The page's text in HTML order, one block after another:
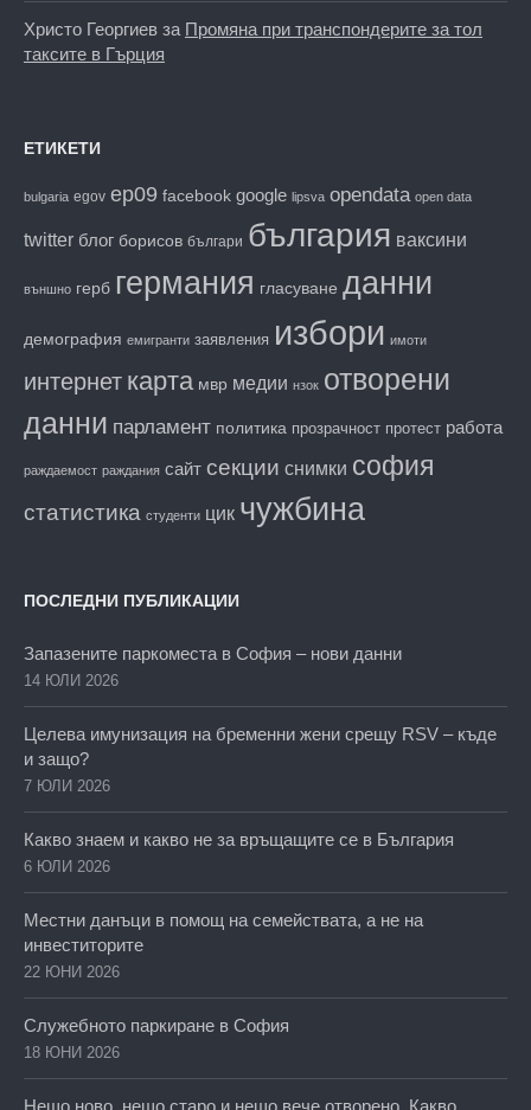
Христо Георгиев за Промяна при транспондерите за тол
таксите в Гърция
ЕТИКЕТИ
bulgaria egov ep09 facebook google lipsva opendata open data
twitter блог борисов българи българия ваксини
външно герб германия гласуване данни
демография емигранти заявления избори имоти
интернет карта мвр медии нзок отворени
данни парламент политика прозрачност протест работа
раждаемост раждания сайт секции снимки софия
статистика студенти цик чужбина
ПОСЛЕДНИ ПУБЛИКАЦИИ
Запазените паркоместа в София – нови данни
14 ЮЛИ 2026
Целева имунизация на бременни жени срещу RSV – къде
и защо?
7 ЮЛИ 2026
Какво знаем и какво не за връщащите се в България
6 ЮЛИ 2026
Местни данъци в помощ на семействата, а не на
инвеститорите
22 ЮНИ 2026
Служебното паркиране в София
18 ЮНИ 2026